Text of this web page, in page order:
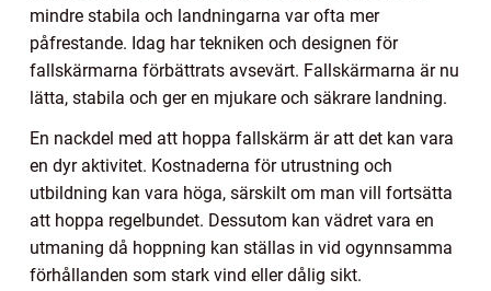
mindre stabila och landningarna var ofta mer
påfrestande. Idag har tekniken och designen för
fallskärmarna förbättrats avsevärt. Fallskärmarna är nu
lätta, stabila och ger en mjukare och säkrare landning.
En nackdel med att hoppa fallskärm är att det kan vara
en dyr aktivitet. Kostnaderna för utrustning och
utbildning kan vara höga, särskilt om man vill fortsätta
att hoppa regelbundet. Dessutom kan vädret vara en
utmaning då hoppning kan ställas in vid ogynnsamma
förhållanden som stark vind eller dålig sikt.